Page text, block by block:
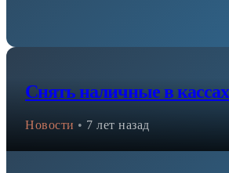
Снять наличные в
Новости • 7 лет назад